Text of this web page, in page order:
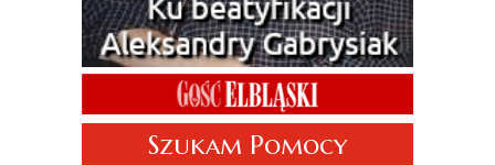
Szukam Pomocy